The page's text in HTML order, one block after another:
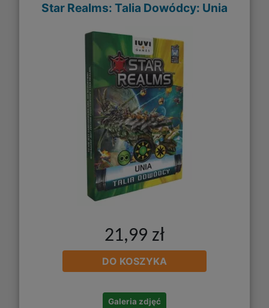
Star Realms: Talia Dowódcy: Unia
21,99 zł
DO KOSZYKA
Galeria zdjęć